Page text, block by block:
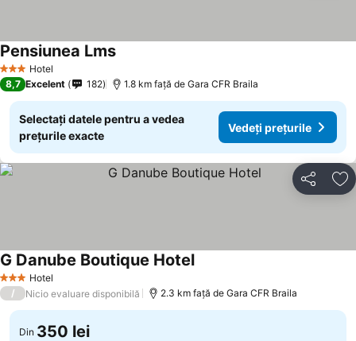
3 SteleHotel
Pensiunea Lms
8,7 Excelent 182 1.8 km faţă de Gara CFR Braila
Selectați datele pentru a vedea
prețurile exacte
Vedeți prețurile
Distribuiți
3 SteleHotel
G Danube Boutique Hotel
/ Nicio evaluare disponibilă 2.3 km faţă de Gara CFR Braila
Din 350 lei